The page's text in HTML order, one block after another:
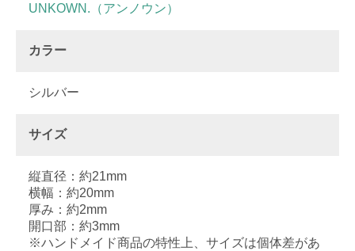
UNKOWN.（アンノウン）
カラー
シルバー
サイズ
縦直径：約21mm
横幅：約20mm
厚み：約2mm
開口部：約3mm
※ハンドメイド商品の特性上、サイズは個体差があ